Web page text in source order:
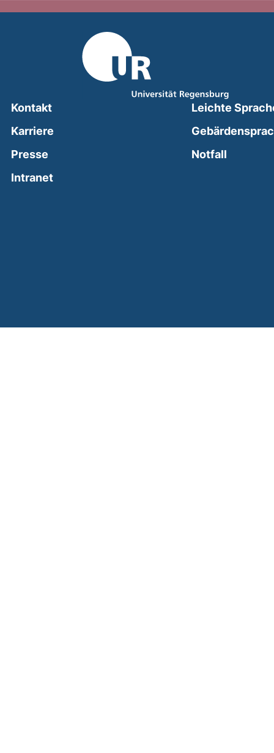
Kontakt
Karriere
Presse
Intranet(external link, opens in a new window)
Leichte
Notfall